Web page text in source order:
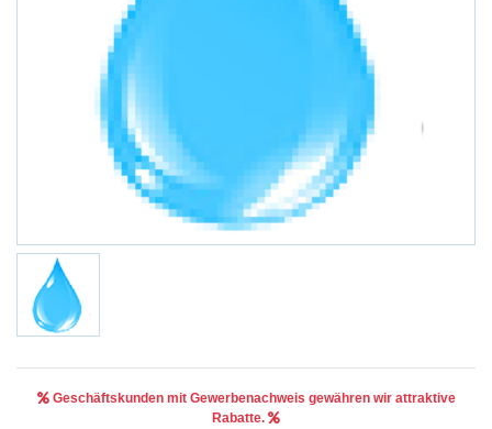
Geschäftskunden mit Gewerbenachweis gewähren wir attraktive
Rabatte.